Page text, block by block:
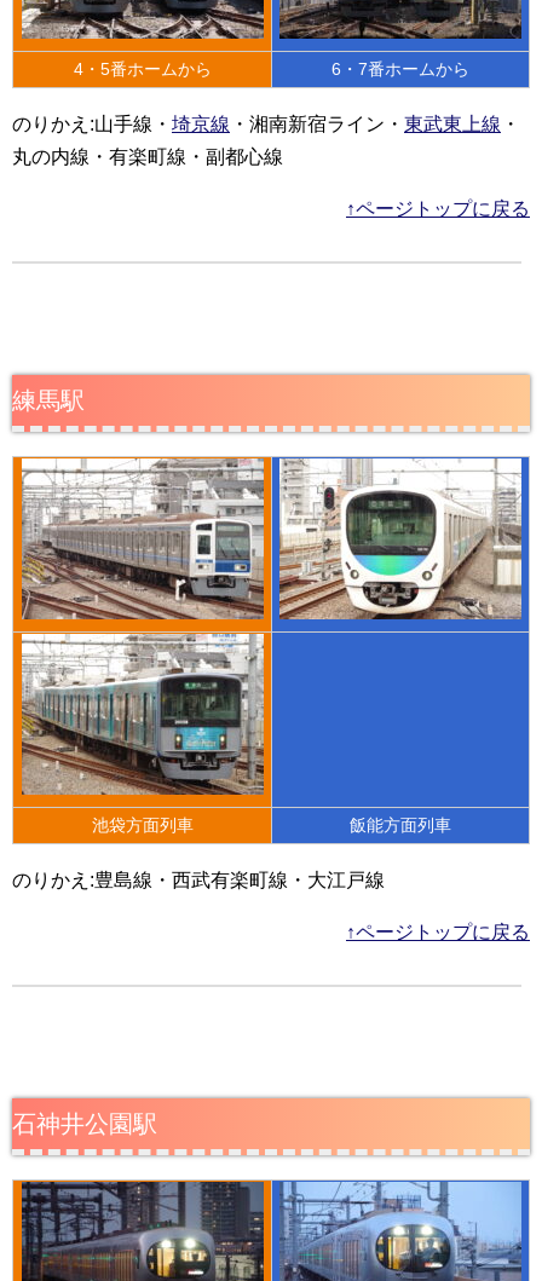
4・5番ホームから 6・7番ホームから
のりかえ:山手線・ 埼京線 ・湘南新宿ライン・ 東武東上線 ・
丸の内線・有楽町線・副都心線
↑ページトップに戻る
練馬駅
池袋方面列車 飯能方面列車
のりかえ:豊島線・西武有楽町線・大江戸線
↑ページトップに戻る
石神井公園駅